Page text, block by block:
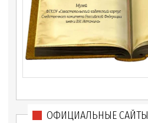
ОФИЦИАЛЬНЫЕ САЙТЫ